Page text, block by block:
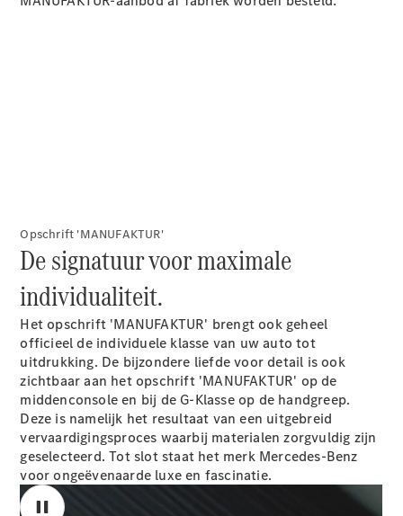
Alle Coupés
CLE Coupé
Mercedes-
AMG GT
Coupé
Mercedes-
AMG GT
4-Deurs
Coupé
NieuwElektrisch
Opschrift 'MANUFAKTUR'
De signatuur voor maximale
individualiteit.
Het opschrift 'MANUFAKTUR' brengt ook geheel
officieel de individuele klasse van uw auto tot
uitdrukking. De bijzondere liefde voor detail is ook
zichtbaar aan het opschrift 'MANUFAKTUR' op de
middenconsole en bij de G-Klasse op de handgreep.
Deze is namelijk het resultaat van een uitgebreid
vervaardigingsproces waarbij materialen zorgvuldig zijn
geselecteerd. Tot slot staat het merk Mercedes-Benz
voor ongeëvenaarde luxe en fascinatie.